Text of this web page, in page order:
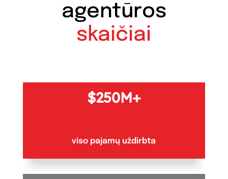
agentūros
skaičiai
250M+
viso pajamų uždirbta